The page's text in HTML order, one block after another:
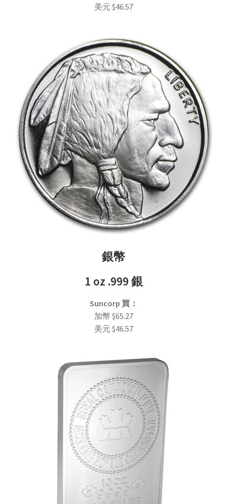
美元 $46.57
銀幣
1 oz .999 銀
Suncorp 買：
加幣 $65.27
美元 $46.57